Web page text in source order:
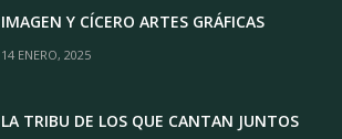
IMAGEN Y CÍCERO ARTES GRÁFICAS
14 ENERO, 2025
LA TRIBU DE LOS QUE CANTAN JUNTOS